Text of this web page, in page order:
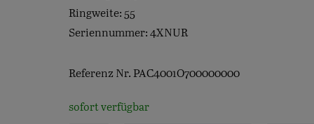
Ringweite: 55
Seriennummer: 4XNUR
Referenz Nr. PAC4001O700000000
sofort verfügbar